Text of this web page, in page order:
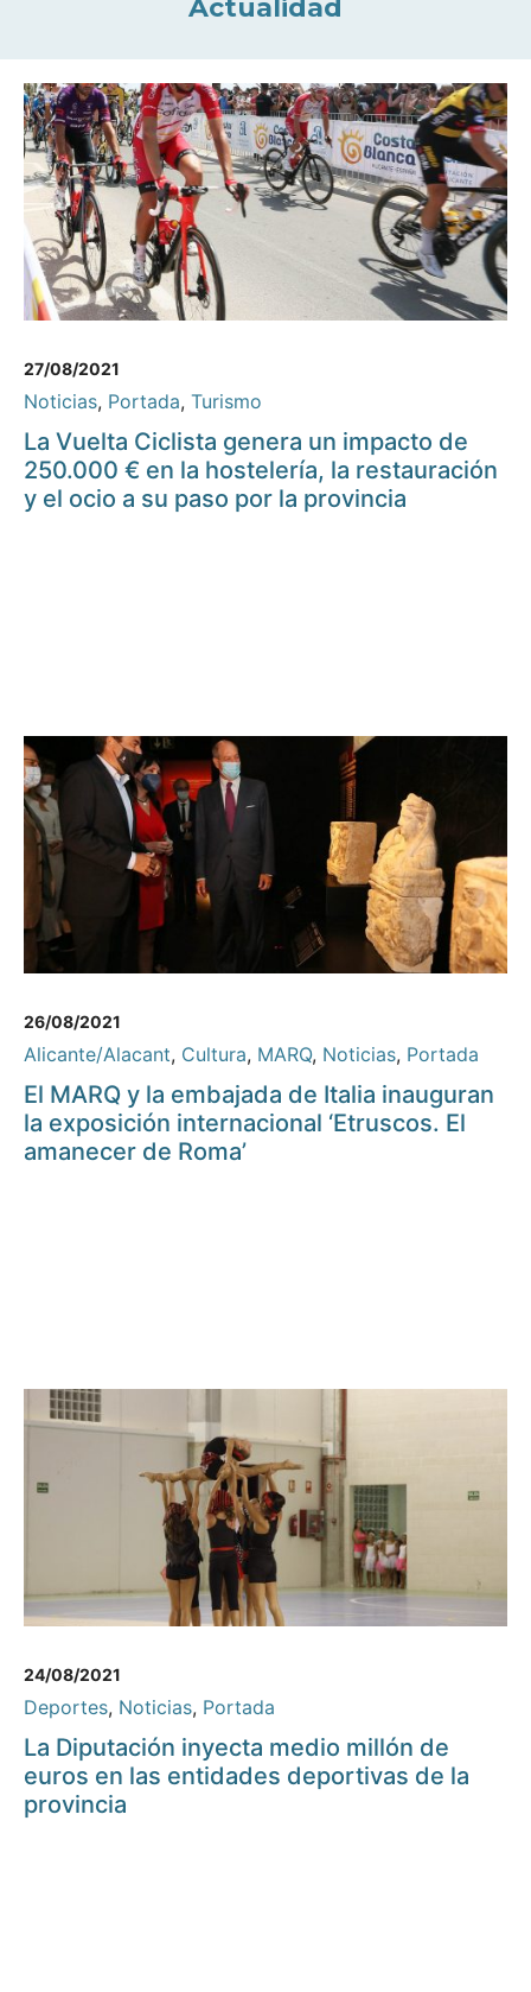
Actualidad
27/08/2021
Noticias, Portada, Turismo
La Vuelta Ciclista genera un impacto de
250.000 € en la hostelería, la restauración
y el ocio a su paso por la provincia
26/08/2021
Alicante/Alacant, Cultura, MARQ, Noticias, Portada
El MARQ y la embajada de Italia inauguran
la exposición internacional ‘Etruscos. El
amanecer de Roma’
24/08/2021
Deportes, Noticias, Portada
La Diputación inyecta medio millón de
euros en las entidades deportivas de la
provincia